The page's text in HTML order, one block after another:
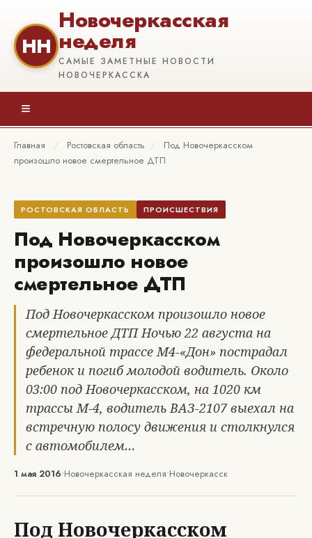
НН
Новочеркасская
неделя
САМЫЕ ЗАМЕТНЫЕ НОВОСТИ
НОВОЧЕРКАССКА
≡
Главная / Ростовская область /
Под Новочеркасском
произошло новое смертельное ДТП
РОСТОВСКАЯ ОБЛАСТЬ ПРОИСШЕСТВИЯ
Под Новочеркасском
произошло новое
смертельное ДТП
Под Новочеркасском произошло новое
смертельное ДТП Ночью 22 августа на
федеральной трассе М4-«Дон» пострадал
ребенок и погиб молодой водитель. Около
03:00 под Новочеркасском, на 1020 км
трассы М-4, водитель ВАЗ-2107 выехал на
встречную полосу движения и столкнулся
с автомобилем…
1 мая 2016•Новочеркасская неделя•Новочеркасск
Под Новочеркасском